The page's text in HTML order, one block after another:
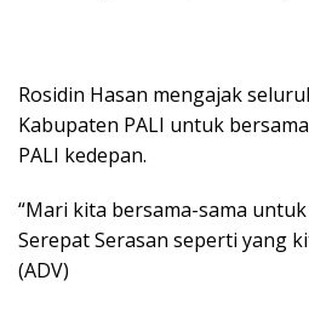
Rosidin Hasan mengajak
Kabupaten PALI untuk
PALI kedepan.
“Mari kita bersama-sama
Serepat Serasan seperti yang
(ADV)